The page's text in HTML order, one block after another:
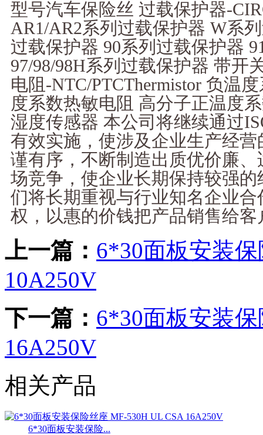
型号汽车保险丝 过载保护器-
AR1/AR2系列过载保护器 W系
过载保护器 90系列过载保护器
97/98/98H系列过载保护器 带开
电阻-NTC/PTCThermistor 负温
度系数热敏电阻 高分子正温度
湿度传感器 本公司将继续通过
有效实施，使涉及企业生产经
谨有序，不断制造出质优价廉
场竞争，使企业长期保持较强
们将长期重视与行业知名企业
权，以惠的价钱把产品销售给客
上一篇： 6*30面板安装
10A250V
下一篇： 6*30面板安装
16A250V
相关产品
6*30面板安装保险...